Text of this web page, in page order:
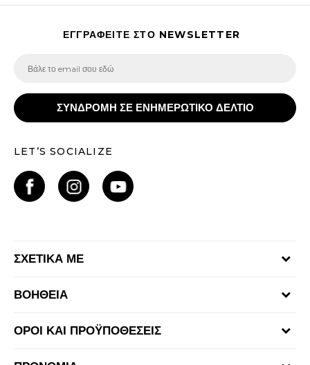
ΕΓΓΡΑΦΕΙΤΕ ΣΤΟ NEWSLETTER
ΣΥΝΔΡΟΜΗ ΣΕ ΕΝΗΜΕΡΩΤΙΚΟ ΔΕΛΤΙΟ
LET’S SOCIALIZE
ΣΧΕΤΙΚΑ ΜΕ
Καταστήματα
ΒΟΗΘΕΙΑ
Αποστολή & Παράδοση
ΟΡΟΙ ΚΑΙ ΠΡΟΫΠΟΘΕΣΕΙΣ